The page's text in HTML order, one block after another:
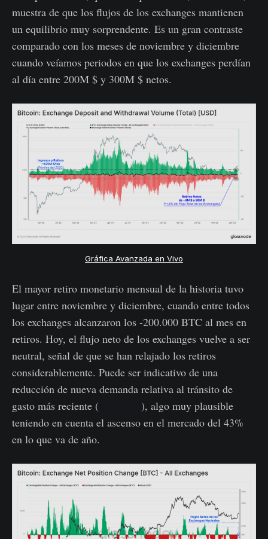
muestra de que los flujos de los exchanges mantienen
un equilibrio muy sorprendente. Es un gran contraste
comparado con los meses de noviembre y diciembre
cuando veíamos periodos en que los exchanges perdían
al día entre 200M $ y 300M $ netos.
Gráfica Avanzada en Vivo
El mayor retiro monetario mensual de la historia tuvo
lugar entre noviembre y diciembre, cuando entre todos
los exchanges alcanzaron los -200.000 BTC al mes en
retiros. Hoy, el flujo neto de los exchanges vuelve a ser
neutral, señal de que se han relajado los retiros
considerablemente. Puede ser indicativo de una
reducción de nueva demanda relativa al tránsito de
gasto más reciente (
), algo muy plausible
teniendo en cuenta el ascenso en el mercado del 43%
en lo que va de año.